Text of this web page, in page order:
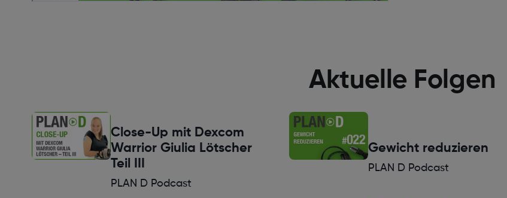
Aktuelle Folgen
Close-Up mit Dexcom
Warrior Giulia Lötscher
Teil III
PLAN D Podcast
Gewicht reduzieren
PLAN D Podcast